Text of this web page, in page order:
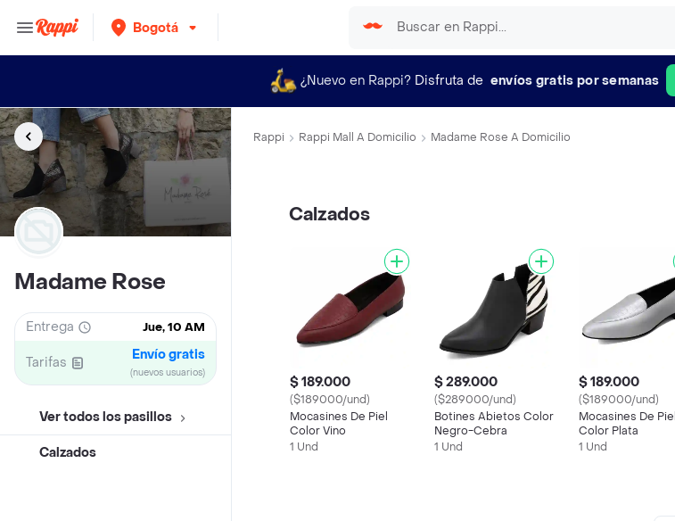
Bogotá
¿Nuevo en Rappi? Disfruta de envíos gratis por semanas
Madame Rose
Entrega Jue, 10 AM
Tarifas Envío gratis
(nuevos usuarios)
Ver todos los pasillos
Calzados
Rappi Rappi Mall A Domicilio Madame Rose A Domicilio
Calzados
$ 189.000
($189000/und)
Mocasines De Piel
Color Vino
1 Und
$ 289.000
($289000/und)
Botines Abietos Color
Negro-Cebra
1 Und
$ 189.000
($189000/und)
Mocasines De Piel
Color Plata
1 Und